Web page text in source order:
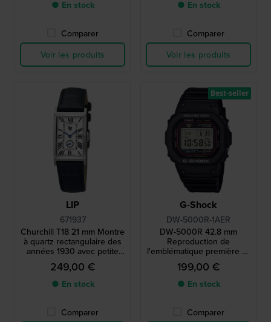
● En stock
Comparer
Voir les produits
● En stock
Comparer
Voir les produits
LIP
671937
Churchill T18 21 mm Montre
à quartz rectangulaire des
années 1930 avec petite
seconde
249,00 €
● En stock
Comparer
G-Shock
DW-5000R-1AER
DW-5000R 42.8 mm
Reproduction de
l'emblématique première G-
Shock de 1983 avec boîtier
en acier
199,00 €
● En stock
Comparer
Best-seller